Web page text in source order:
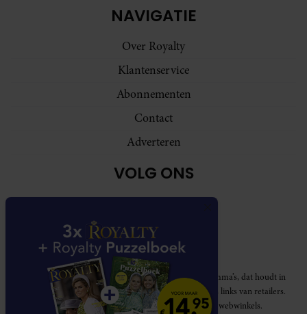
NAVIGATIE
Over Royalty
Klantenservice
Abonnementen
Contact
Adverteren
VOLG ONS
Royalty participeert in diverse affiliate marketing programma’s, dat houdt in
dat Royalty commissies ontvangt voor aankopen middels links van retailers.
Deze website wordt niet gesponsord door de genoemde webwinkels.